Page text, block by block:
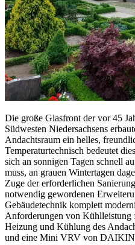
Die große Glasfront der vor 45
Südwesten Niedersachsens
Andachtsraum ein helles,
Temperaturtechnisch bedeutet
sich an sonnigen Tagen schnell
muss, an grauen Wintertagen
Zuge der erforderlichen
notwendig gewordenen
Gebäudetechnik komplett
Anforderungen von Kühlleistung
Heizung und Kühlung des
und eine Mini VRV von